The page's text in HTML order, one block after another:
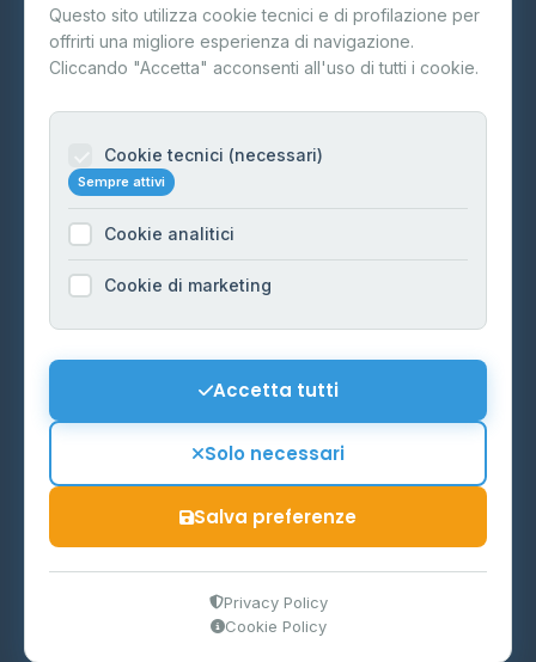
FAQ
Contatti
Informazioni legali
Cookie Policy
Preferenze Cookie
Mappa del sito
P.IVA 03859300364
Ministero delle Imprese e del Made in Italy
Questo sito utilizza cookie tecnici e di profilazione per
offrirti una migliore esperienza di navigazione.
Cliccando "Accetta" acconsenti all'uso di tutti i cookie.
Cookie tecnici (necessari)
Sempre attivi
Cookie analitici
Cookie di marketing
Accetta tutti
Solo necessari
Salva preferenze
Privacy Policy
Cookie Policy